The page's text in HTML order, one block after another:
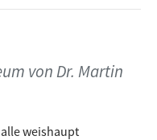
des
von Dr. Martin
weishaupt